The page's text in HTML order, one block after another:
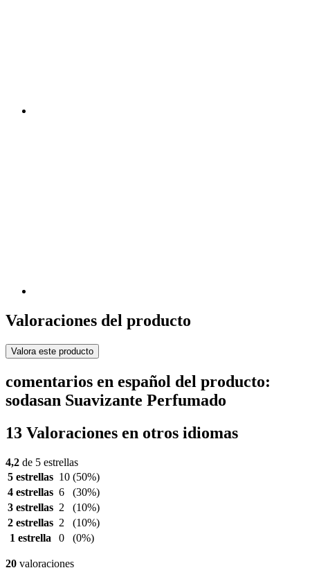
Valoraciones del producto
Valora este producto
comentarios en español del producto:
sodasan Suavizante Perfumado
13 Valoraciones en otros idiomas
4,2 de 5 estrellas
5 estrellas 10 (50%)
4 estrellas 6
(30%)
3 estrellas 2
(10%)
2 estrellas 2
(10%)
1 estrella
0 (0%)
20 valoraciones